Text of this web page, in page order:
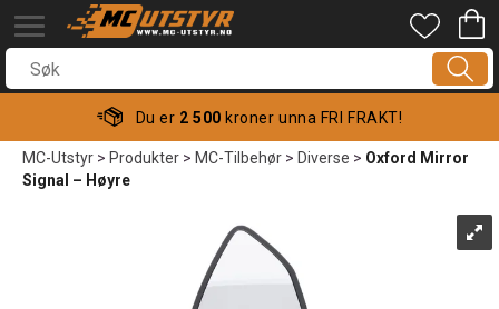
Du er 2 500 kroner unna FRI FRAKT!
MC-Utstyr>Produkter>MC-Tilbehør>Diverse>Oxford Mirror
Signal – Høyre